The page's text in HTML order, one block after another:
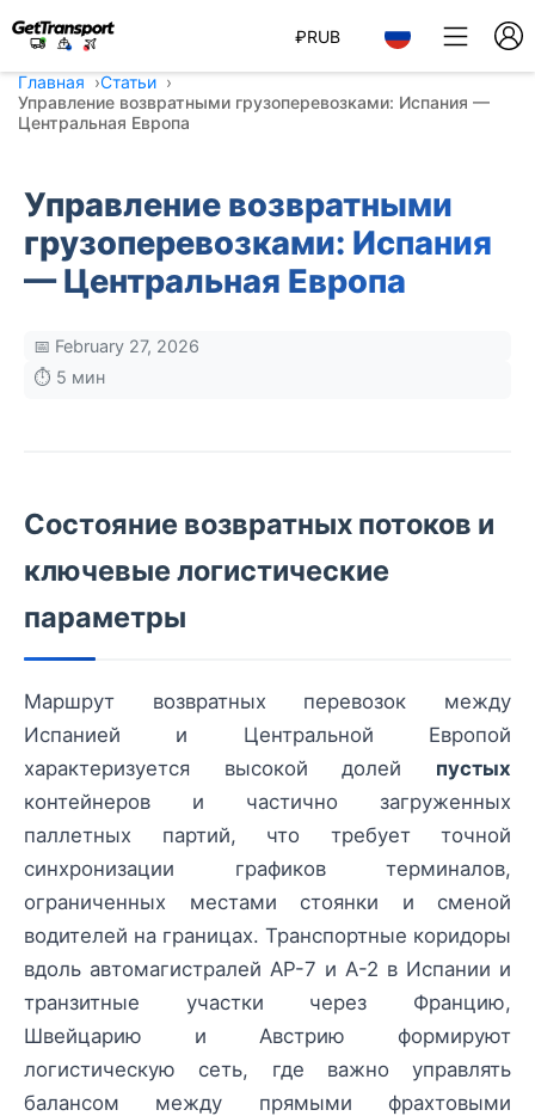
₽RUB
Главная
Статьи
Управление возвратными грузоперевозками: Испания —
Центральная Европа
Управление возвратными
грузоперевозками: Испания
— Центральная Европа
📅 February 27, 2026
⏱️ 5 мин
Состояние возвратных потоков и
ключевые логистические
параметры
Маршрут возвратных перевозок между
Испанией и Центральной Европой
характеризуется высокой долей пустых
контейнеров и частично загруженных
паллетных партий, что требует точной
синхронизации графиков терминалов,
ограниченных местами стоянки и сменой
водителей на границах. Транспортные коридоры
вдоль автомагистралей AP-7 и A-2 в Испании и
транзитные участки через Францию,
Швейцарию и Австрию формируют
логистическую сеть, где важно управлять
балансом между прямыми фрахтовыми